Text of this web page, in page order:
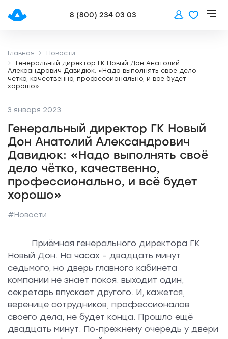
8 (800) 234 03 03
Главная
Новости
Генеральный директор ГК Новый Дон Анатолий
Александрович Давидюк: «Надо выполнять своё дело
чётко, качественно, профессионально, и всё будет
хорошо»
3 января 2023
Генеральный директор ГК Новый
Дон Анатолий Александрович
Давидюк: «Надо выполнять своё
дело чётко, качественно,
профессионально, и всё будет
хорошо»
#Новости
Приёмная генерального директора ГК
Новый Дон. На часах – двадцать минут
седьмого, но дверь главного кабинета
компании не знает покоя: выходит один,
секретарь впускает другого. И, кажется,
веренице сотрудников, профессионалов
своего дела, не будет конца. Прошло ещё
двадцать минут. По-прежнему очередь у двери